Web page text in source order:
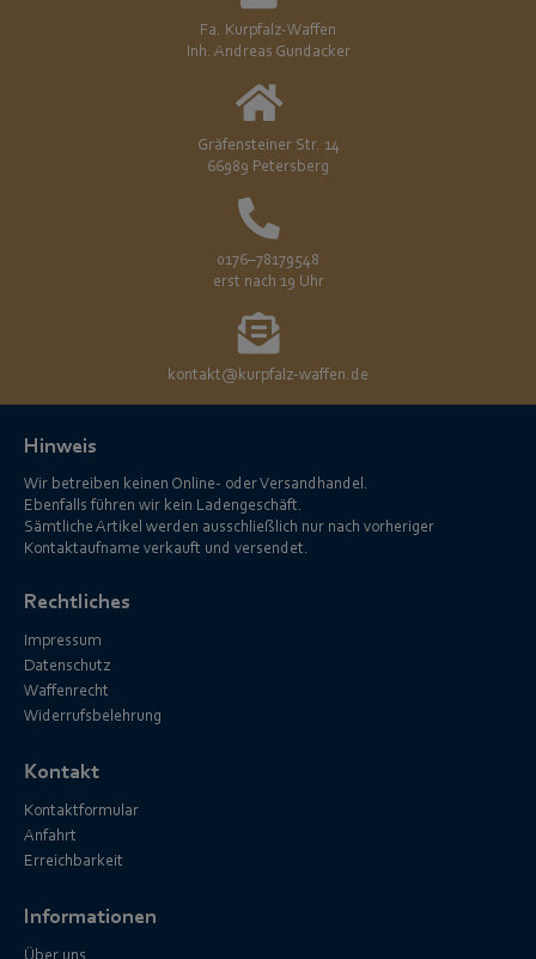
Fa. Kurpfalz-Waffen
Inh. Andreas Gundacker
Gräfensteiner Str. 14
66989 Petersberg
0176–78179548
erst nach 19 Uhr
kontakt@kurpfalz-waffen.de
Hinweis
Wir betreiben keinen Online- oder Versandhandel.
Ebenfalls führen wir kein Ladengeschäft.
Sämtliche Artikel werden ausschließlich nur nach vorheriger
Kontaktaufname verkauft und versendet.
Rechtliches
Impressum
Datenschutz
Waffenrecht
Widerrufsbelehrung
Kontakt
Kontaktformular
Anfahrt
Erreichbarkeit
Informationen